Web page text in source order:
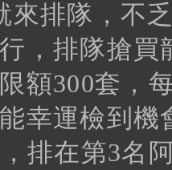
來排隊，不
，排隊搶
額300套，
幸運檢到
排在第3名